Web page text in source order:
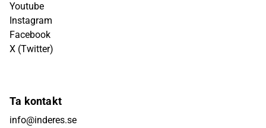
Youtube
Instagram
Facebook
X (Twitter)
Ta kontakt
info@inderes.se